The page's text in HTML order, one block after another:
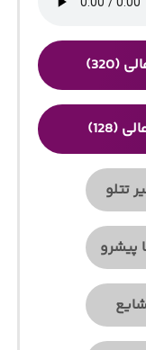
(320)
(128)
تتلو
پیشرو